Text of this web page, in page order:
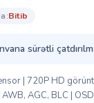
bi̇ti̇b
sürətli
| 720P HD
AGC, BLC |